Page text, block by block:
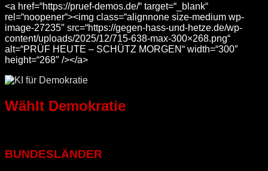
<a href=“https://pruef-demos.de/“ target=“_blank“
rel=“noopener“><img class=“alignnone size-medium wp-
image-27235″ src=“https://gegen-hass-und-hetze.de/wp-
content/uploads/2025/12/715-638-max-300×268.png“
alt=“PRÜF HEUTE – SCHÜTZ MORGEN“ width=“300″
height=“268″ /></a>
Wählt Demokratie
BUNDESLÄNDER